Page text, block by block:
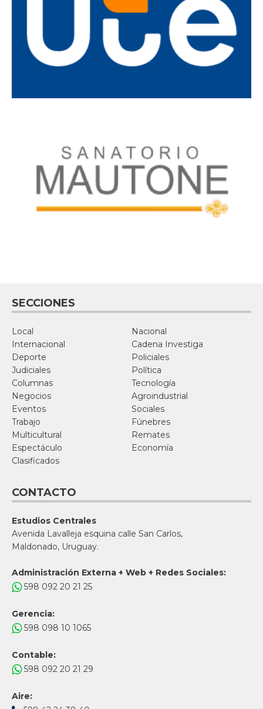
SECCIONES
Local
Nacional
Internacional
Cadena Investiga
Deporte
Policiales
Judiciales
Política
Columnas
Tecnología
Negocios
Agroindustrial
Eventos
Sociales
Trabajo
Fúnebres
Multicultural
Remates
Espectáculo
Economía
Clasificados
CONTACTO
Estudios Centrales
Avenida Lavalleja esquina calle San Carlos,
Maldonado, Uruguay.
Administración Externa + Web + Redes Sociales:
598 092 20 21 25
Gerencia:
598 098 10 1065
Contable:
598 092 20 21 29
Aire: